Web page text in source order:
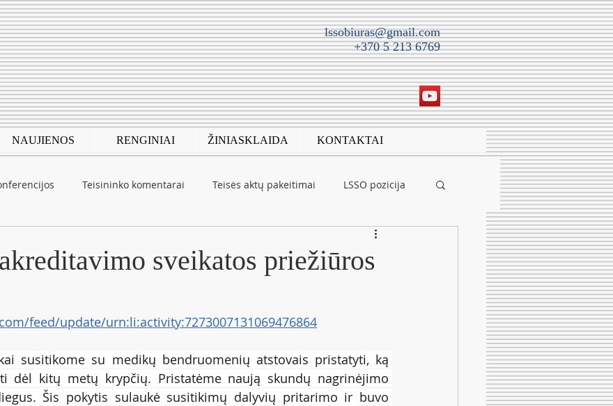
lssobiuras@gmail.com
+370 5 213 6769
NAUJIENOS RENGINIAI ŽINIASKLAIDA KONTAKTAI
Teisininko komentarai Teisės aktų pakeitimai LSSO pozicija
patirtis
sveikatos priežiūros
feed/update/urn:li:activity:7273007131069476864
susitikome su medikų bendruomenių atstovais pristatyti, ką
dėl kitų metų krypčių. Pristatėme naują skundų nagrinėjimo
Šis pokytis sulaukė susitikimų dalyvių pritarimo ir buvo